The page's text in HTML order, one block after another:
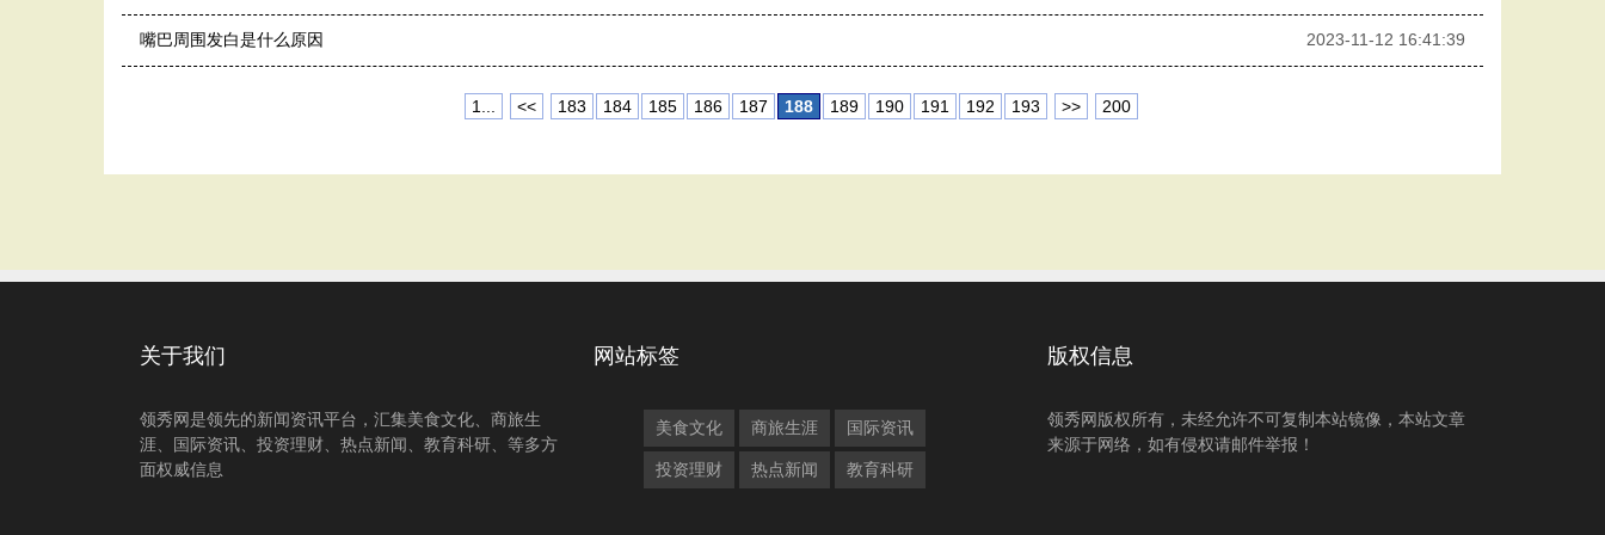
嘴巴周围发白是什么原因 2023-11-12 16:41:39
1... << 183 184 185 186 187 188 189 190 191 192 193 >> 200
关于我们
领秀网是领先的新闻资讯平台，汇集美食文化、商旅生
涯、国际资讯、投资理财、热点新闻、教育科研、等多方
面权威信息
网站标签
美食文化 商旅生涯 国际资讯
投资理财 热点新闻 教育科研
版权信息
领秀网版权所有，未经允许不可复制本站镜像，本站文章
来源于网络，如有侵权请邮件举报！